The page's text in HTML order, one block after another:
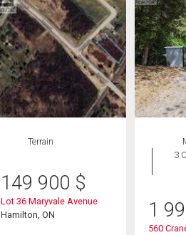
Terrain
149 900 $
Lot 36 Maryvale Avenue
Hamilton, ON
3
1
560